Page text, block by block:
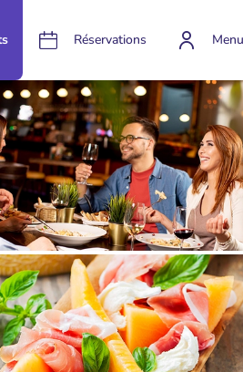
Réservations Menu